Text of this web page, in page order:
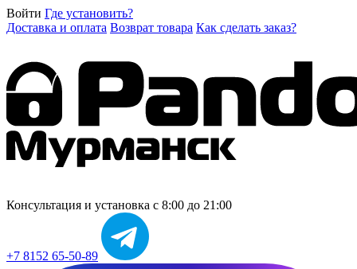
Войти Где установить?
Доставка и оплата Возврат товара Как сделать заказ?
Консультация и установка с 8:00 до 21:00
+7 8152 65-50-89